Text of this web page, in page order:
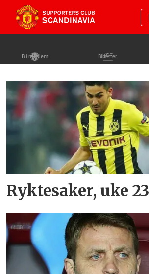
Bli medlem Billetter
Tag:
ron
vlaar
Ryktesaker, uke 23